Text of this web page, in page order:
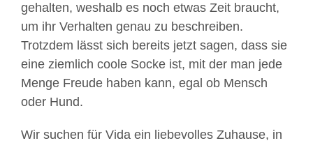
gehalten, weshalb es noch etwas Zeit braucht,
um ihr Verhalten genau zu beschreiben.
Trotzdem lässt sich bereits jetzt sagen, dass sie
eine ziemlich coole Socke ist, mit der man jede
Menge Freude haben kann, egal ob Mensch
oder Hund.
Wir suchen für Vida ein liebevolles Zuhause, in